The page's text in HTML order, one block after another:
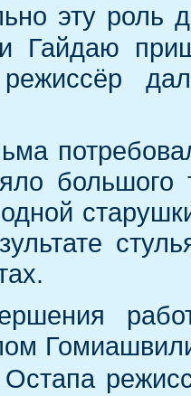
эту роль
Гайдаю
Остапа